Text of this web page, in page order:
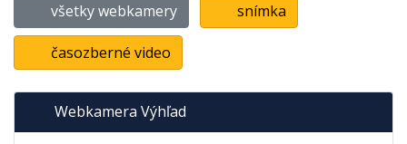
všetky webkamery snímka
časozberné video
Webkamera Výhľad